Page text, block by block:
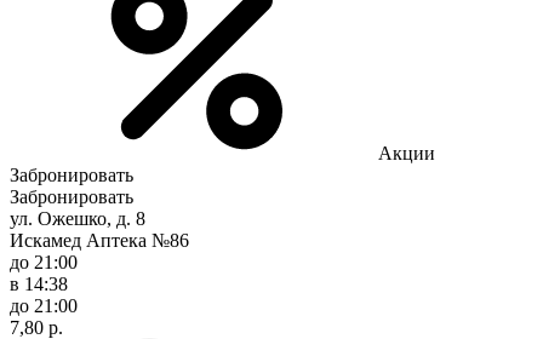
Акции
Забронировать
Забронировать
ул. Ожешко, д. 8
Искамед Аптека №86
до 21:00
в 14:38
до 21:00
7,80 р.